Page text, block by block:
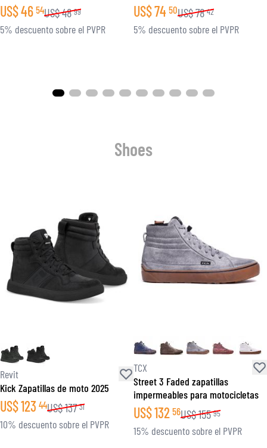
US$46 54US$48 99
5% descuento sobre el PVPR
US$74 50US$78 42
5% descuento sobre el PVPR
Shoes
Revit
Kick Zapatillas de moto 2025
US$123 44US$137 31
10% descuento sobre el PVPR
TCX
Street 3 Faded zapatillas
impermeables para motocicletas
US$132 56US$155 95
15% descuento sobre el PVPR